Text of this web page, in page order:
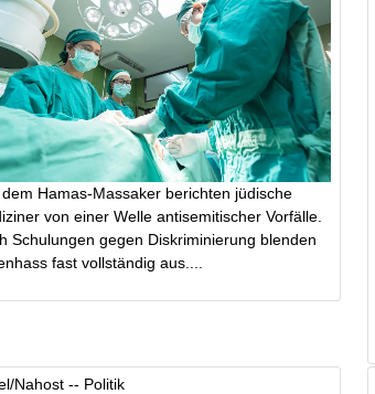
Hamas-Massaker berichten jüdische
von einer Welle antisemitischer Vorfälle.
Schulungen gegen Diskriminierung blenden
fast vollständig aus....
Nahost -- Politik